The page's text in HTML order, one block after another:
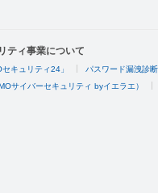
ティ事業について
キュリティ24」 パスワード漏洩診断
サイバーセキュリティ byイエラエ）